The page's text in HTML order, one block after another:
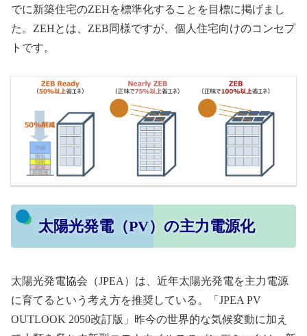
でに新築住宅のZEHを標準化することを目標に掲げまし
た。ZEHとは、ZEB同様ですが、個人住宅向けのコンセプ
トです。
太陽光発電（PV）の主⼒電源化
太陽光発電協会（JPEA）は、近年太陽光発電を主⼒電源
に育てるという考え方を推奨している。「JPEA PV
OUTLOOK 2050改訂版」昨今の世界的な気候変動に加え